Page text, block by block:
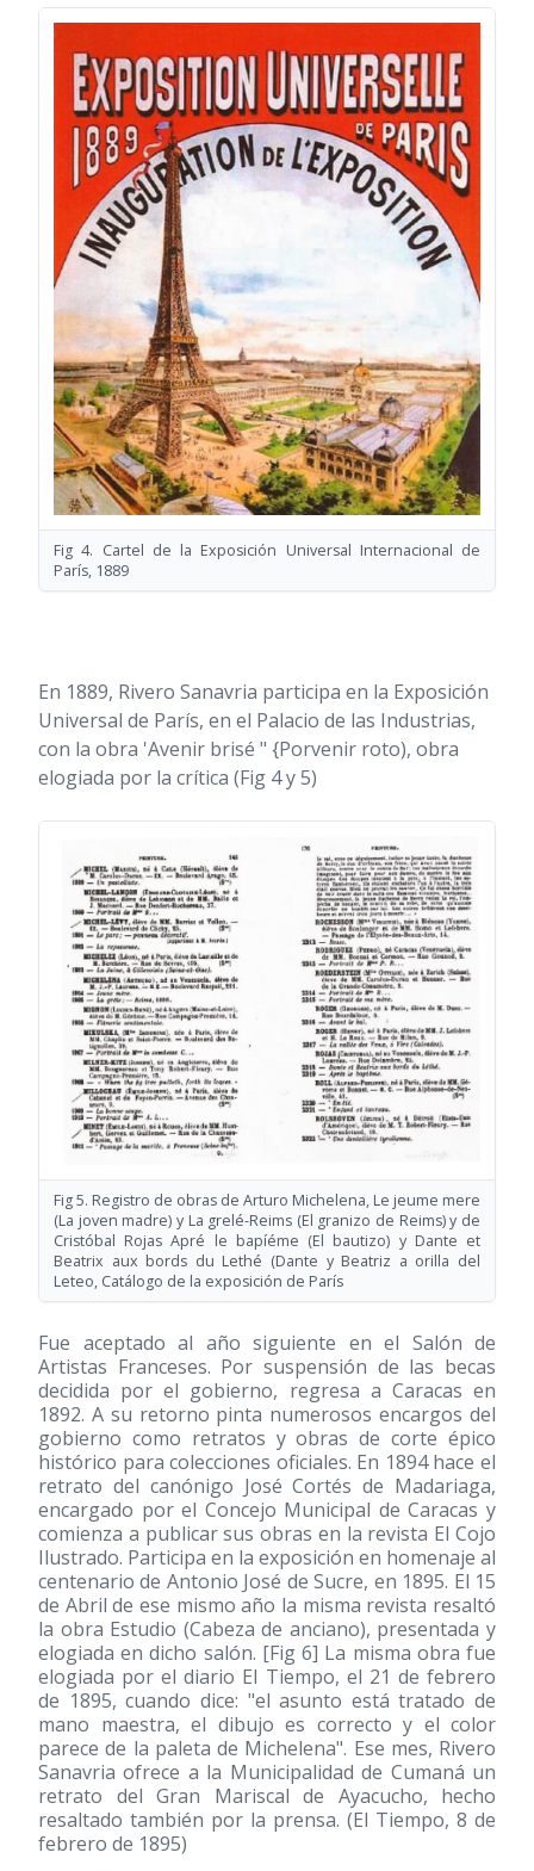
Fig 4. Cartel de la Exposición Universal Internacional de
París, 1889
En 1889, Rivero Sanavria participa en la Exposición
Universal de París, en el Palacio de las Industrias,
con la obra 'Avenir brisé " {Porvenir roto), obra
elogiada por la crítica (Fig 4 y 5)
Fig 5. Registro de obras de Arturo Michelena, Le jeume mere
(La joven madre) y La grelé-Reims (El granizo de Reims) y de
Cristóbal Rojas Apré le bapíéme (El bautizo) y Dante et
Beatrix aux bords du Lethé (Dante y Beatriz a orilla del
Leteo, Catálogo de la exposición de París
Fue aceptado al año siguiente en el Salón de
Artistas Franceses. Por suspensión de las becas
decidida por el gobierno, regresa a Caracas en
1892. A su retorno pinta numerosos encargos del
gobierno como retratos y obras de corte épico
histórico para colecciones oficiales. En 1894 hace el
retrato del canónigo José Cortés de Madariaga,
encargado por el Concejo Municipal de Caracas y
comienza a publicar sus obras en la revista El Cojo
Ilustrado. Participa en la exposición en homenaje al
centenario de Antonio José de Sucre, en 1895. El 15
de Abril de ese mismo año la misma revista resaltó
la obra Estudio (Cabeza de anciano), presentada y
elogiada en dicho salón. [Fig 6] La misma obra fue
elogiada por el diario El Tiempo, el 21 de febrero
de 1895, cuando dice: "el asunto está tratado de
mano maestra, el dibujo es correcto y el color
parece de la paleta de Michelena". Ese mes, Rivero
Sanavria ofrece a la Municipalidad de Cumaná un
retrato del Gran Mariscal de Ayacucho, hecho
resaltado también por la prensa. (El Tiempo, 8 de
febrero de 1895)